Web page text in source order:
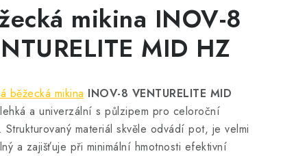
mikina INOV-8
MID HZ
běžecká mikina INOV-8 VENTURELITE MID
a univerzální s půlzipem pro celoroční
Strukturovaný materiál skvěle odvádí pot, je velmi
a zajišťuje při minimální hmotnosti efektivní